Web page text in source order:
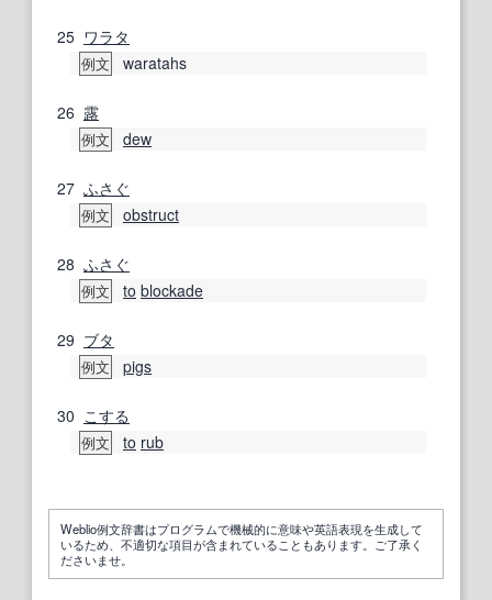
25 ワラタ
例文 waratahs
26 露
例文 dew
27 ふさぐ
例文 obstruct
28 ふさぐ
例文 to blockade
29 ブタ
例文 pigs
30 こする
例文 to rub
Weblio例文辞書はプログラムで機械的に意味や英語表現を生成して
いるため、不適切な項目が含まれていることもあります。ご了承く
ださいませ。